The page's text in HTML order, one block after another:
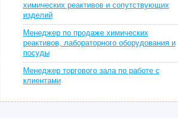
химических реактивов и сопутствующих
изделий
Менеджер по продаже химических
реактивов, лабораторного оборудования и
посуды
Менеджер торгового зала по работе с
клиентами